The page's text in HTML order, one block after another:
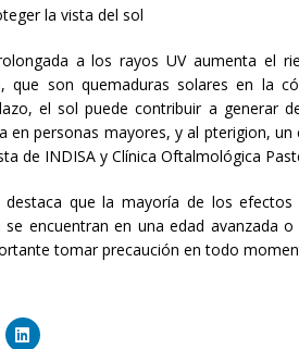
la vista del sol
a los rayos UV aumenta el
que son quemaduras solares en la
el sol puede contribuir a generar
en personas mayores, y al pterigion,
de INDISA y Clínica Oftalmológica
destaca que la mayoría de los
se encuentran en una edad avanzada
tomar precaución en todo